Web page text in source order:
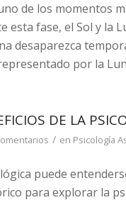
de los momentos
esta fase, el Sol y la
desaparezca
por la
DE LA
/ en Psicología
puede
para explorar la